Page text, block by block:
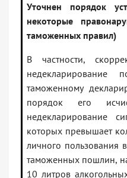
Уточнен порядок
некоторые
таможенных правил)
В частности,
недекларирование
таможенному
порядок его
недекларирование
которых превышает
личного пользования
таможенных пошлин,
10 литров